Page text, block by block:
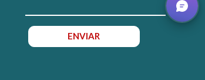
ENVIAR